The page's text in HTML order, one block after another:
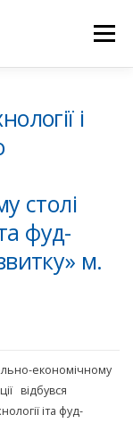
Меню
і
столі
фуд-
м.
економічному
відбувся
іта фуд-